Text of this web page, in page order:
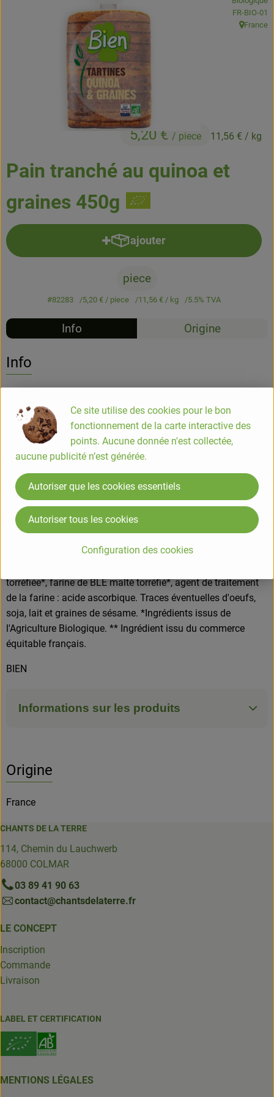
Accessoires et divers
Cosmétique et hygiène
Pain tranché au quinoa et
graines 450g
5,20 € / piece 11,56 € / kg
, Autorité
FR-BIO-01
, Origine:
France
ajouter
Ajouter le produit au panier
piece
#82283 5,20 € / piece 11,56 € / kg 5.5% TVA
Info Origine
Info
Une recette avec des graines de quinoa blanc, de lin brun et
COMPOSITION
Farine de BLE*/** 48%, eau, graines de quinoa blanc* 6.8%,
huile de tournesol*, graines de tournesol décortiquées* 4.6%,
sucre de canne roux*, graines de lin brun* 3.2%, GLUTEN de
BLE*, vinaigre d'alcool*, sel, levain de BLE dévitalisé*, arôme
naturel d'AVOINE* (contient alcool*), levure, épaississant :
torréfiée*, farine de BLE malté torréfié*, agent de traitement
de la farine : acide ascorbique. Traces éventuelles d'oeufs,
soja, lait et graines de sésame. *Ingrédients issus de
l'Agriculture Biologique. ** Ingrédient issu du commerce
équitable français.
BIEN
Informations sur les produits
Origine
France
CHANTS DE LA TERRE
114, Chemin du Lauchwerb
68000 COLMAR
03 89 41 90 63
contact@chantsdelaterre.fr
LE CONCEPT
Inscription
Commande
Livraison
LABEL ET CERTIFICATION
MENTIONS LÉGALES
Ce site utilise des cookies pour le bon
fonctionnement de la carte interactive des
points. Aucune donnée n'est collectée,
aucune publicité n’est générée.
Configuration des cookies
Autoriser que les cookies essentiels
Autoriser tous les cookies